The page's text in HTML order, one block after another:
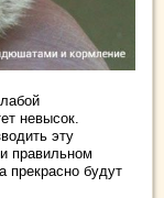
невысок.
эту
правильном
прекрасно будут